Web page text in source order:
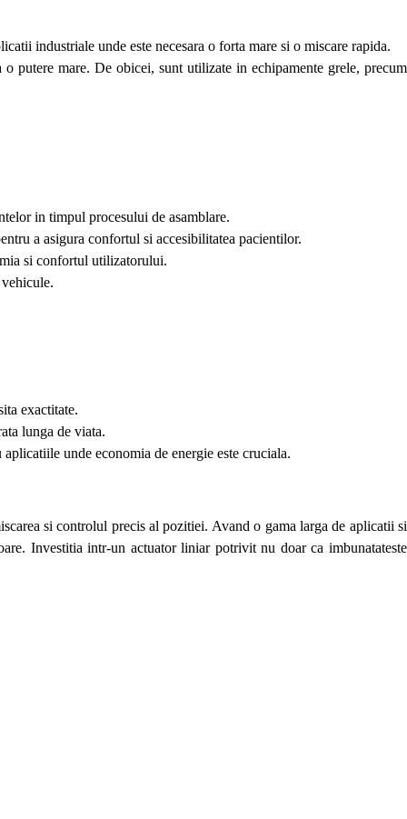
industriale unde este necesara o forta mare si o miscare rapida.
putere mare. De obicei, sunt utilizate in echipamente grele, precum
in timpul procesului de asamblare.
a asigura confortul si accesibilitatea pacientilor.
si confortul utilizatorului.
exactitate.
lunga de viata.
unde economia de energie este cruciala.
si controlul precis al pozitiei. Avand o gama larga de aplicatii si
Investitia intr-un actuator liniar potrivit nu doar ca imbunatateste